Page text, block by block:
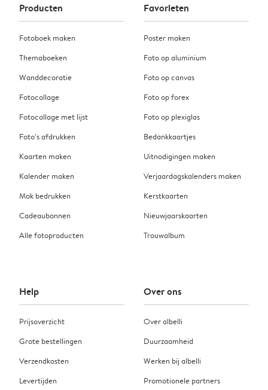
Producten
Fotoboek maken
Themaboeken
Wanddecoratie
Fotocollage
Fotocollage met lijst
Foto’s afdrukken
Kaarten maken
Kalender maken
Mok bedrukken
Cadeaubonnen
Alle fotoproducten
Favorieten
Poster maken
Foto op aluminium
Foto op canvas
Foto op forex
Foto op plexiglas
Bedankkaartjes
Uitnodigingen maken
Verjaardagskalenders maken
Kerstkaarten
Nieuwjaarskaarten
Trouwalbum
Help
Prijsoverzicht
Grote bestellingen
Verzendkosten
Levertijden
Over ons
Over albelli
Duurzaamheid
Werken bij albelli
Promotionele partners